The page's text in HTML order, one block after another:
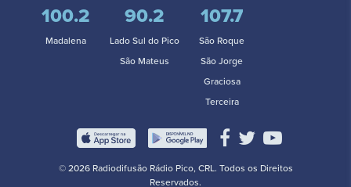
100.2
Madalena
90.2
Lado Sul do Pico
São Mateus
107.7
São Roque
São Jorge
Graciosa
Terceira
© 2026 Radiodifusão Rádio Pico, CRL. Todos os Direitos
Reservados.